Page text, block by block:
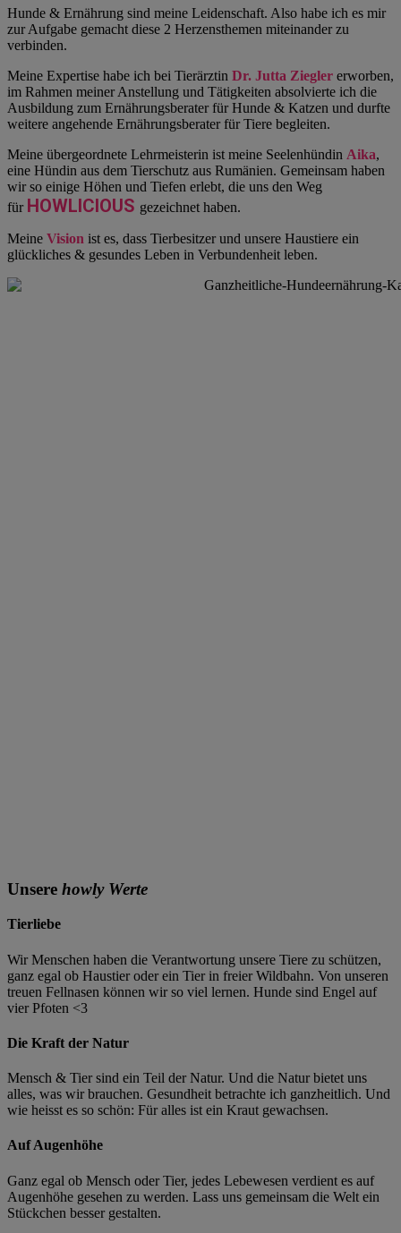
Hunde & Ernährung sind meine Leidenschaft. Also habe ich es mir
zur Aufgabe gemacht diese 2 Herzensthemen miteinander zu
verbinden.
Meine Expertise habe ich bei Tierärztin Dr. Jutta Ziegler erworben,
im Rahmen meiner Anstellung und Tätigkeiten absolvierte ich die
Ausbildung zum Ernährungsberater für Hunde & Katzen und durfte
weitere angehende Ernährungsberater für Tiere begleiten.
Meine übergeordnete Lehrmeisterin ist meine Seelenhündin Aika,
eine Hündin aus dem Tierschutz aus Rumänien. Gemeinsam haben
wir so einige Höhen und Tiefen erlebt, die uns den Weg
für HOWLICIOUS gezeichnet haben.
Meine Vision ist es, dass Tierbesitzer und unsere Haustiere ein
glückliches & gesundes Leben in Verbundenheit leben.
Unsere howly Werte
Tierliebe
Wir Menschen haben die Verantwortung unsere Tiere zu schützen,
ganz egal ob Haustier oder ein Tier in freier Wildbahn. Von unseren
treuen Fellnasen können wir so viel lernen. Hunde sind Engel auf
vier Pfoten <3
Die Kraft der Natur
Mensch & Tier sind ein Teil der Natur. Und die Natur bietet uns
alles, was wir brauchen. Gesundheit betrachte ich ganzheitlich. Und
wie heisst es so schön: Für alles ist ein Kraut gewachsen.
Auf Augenhöhe
Ganz egal ob Mensch oder Tier, jedes Lebewesen verdient es auf
Augenhöhe gesehen zu werden. Lass uns gemeinsam die Welt ein
Stückchen besser gestalten.